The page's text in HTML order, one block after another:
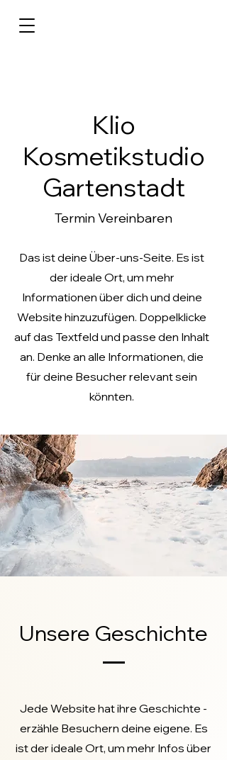
Klio
Kosmetikstudio
Gartenstadt
Termin Vereinbaren
Das ist deine Über-uns-Seite. Es ist
der ideale Ort, um mehr
Informationen über dich und deine
Website hinzuzufügen. Doppelklicke
auf das Textfeld und passe den Inhalt
an. Denke an alle Informationen, die
für deine Besucher relevant sein
könnten.
Unsere Geschichte
Jede Website hat ihre Geschichte -
erzähle Besuchern deine eigene. Es
ist der ideale Ort, um mehr Infos über